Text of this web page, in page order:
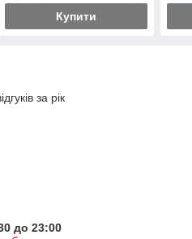
Купити
за рік
до 23:00